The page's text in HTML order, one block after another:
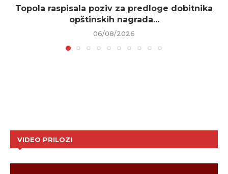
Topola raspisala poziv za predloge dobitnika
opštinskih nagrada...
06/08/2026
VIDEO PRILOZI